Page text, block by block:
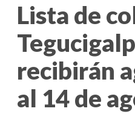
Lista de
recibirán
al 14 de